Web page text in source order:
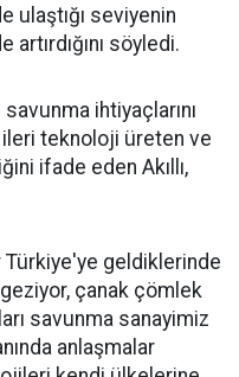
ulaştığı seviyenin
söyledi.
ihtiyaçlarını
ileri teknoloji üreten ve
ifade eden Akıllı,
Türkiye'ye geldiklerinde
çanak çömlek
savunma sanayimiz
anlaşmalar